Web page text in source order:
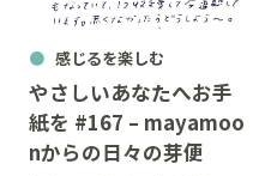
感じるを楽しむ
やさしいあなたへお手
紙を #167 – mayamoo
nからの日々の芽便